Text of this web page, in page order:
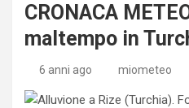
CRONACA
maltempo in
6 anni ago miometeo